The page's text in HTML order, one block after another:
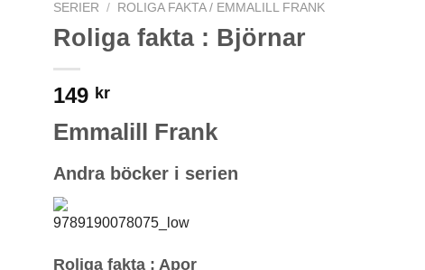
SERIER / ROLIGA FAKTA / EMMALILL FRANK
Roliga fakta : Björnar
149 kr
Emmalill Frank
Andra böcker i serien
Roliga fakta : Apor